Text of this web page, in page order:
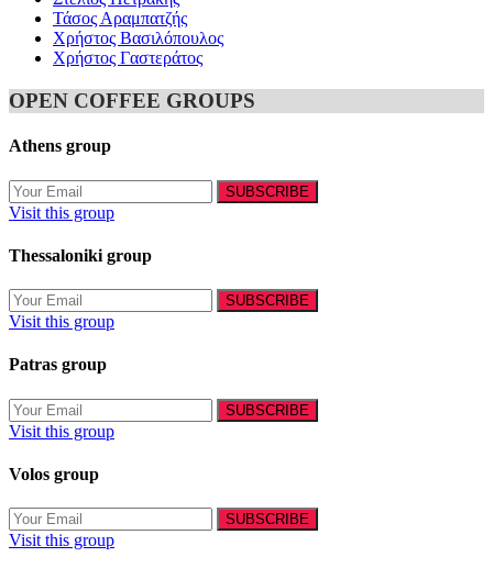
Τάσος Αραμπατζής
Χρήστος Βασιλόπουλος
Χρήστος Γαστεράτος
OPEN COFFEE GROUPS
Athens group
Visit this group
Thessaloniki group
Visit this group
Patras group
Visit this group
Volos group
Visit this group